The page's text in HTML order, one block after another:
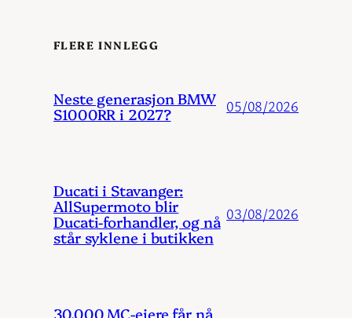
FLERE INNLEGG
Neste generasjon BMW
S1000RR i 2027? 05/08/2026
Ducati i Stavanger:
AllSupermoto blir
Ducati-forhandler, og nå
står syklene i butikken
03/08/2026
30.000 MC-eiere får nå